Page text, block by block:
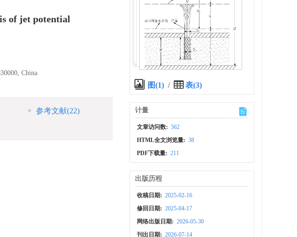
of jet potential
China
参考文献(22)
图(1) / 表(3)
计量
文章访问数: 562
HTML全文浏览量: 38
PDF下载量: 211
出版历程
收稿日期: 2025-02-16
修回日期: 2025-04-17
网络出版日期: 2026-05-30
刊出日期: 2026-07-14